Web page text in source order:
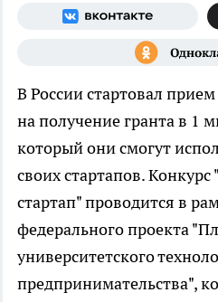
В России стартовал
на получение гранта в 1
который они смогут
своих стартапов.
стартап" проводится в
федерального проекта
университетского
предпринимательства",